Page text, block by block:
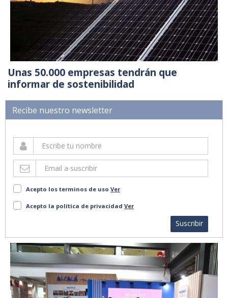
Unas 50.000 empresas tendrán que
informar de sostenibilidad
Recibe nuestro newsletter
Acepto los terminos de uso Ver
Acepto la política de privacidad Ver
Suscribir